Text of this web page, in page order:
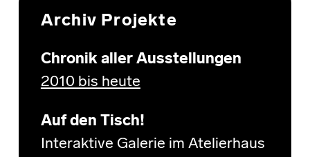
Archiv Projekte
Chronik aller Ausstellungen
2010 bis heute
Auf den Tisch!
Interaktive Galerie im Atelierhaus